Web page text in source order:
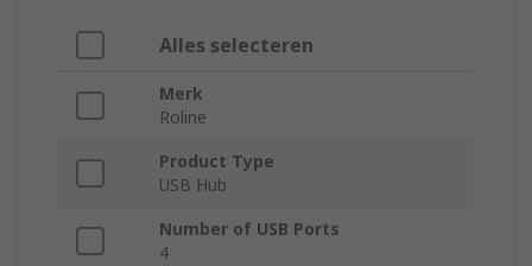
Alles selecteren
Merk
Roline
Product Type
USB Hub
Number of USB Ports
4